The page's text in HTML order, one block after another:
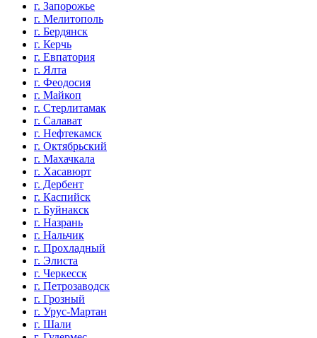
г. Запорожье
г. Мелитополь
г. Бердянск
г. Керчь
г. Евпатория
г. Ялта
г. Феодосия
г. Майкоп
г. Стерлитамак
г. Салават
г. Нефтекамск
г. Октябрьский
г. Махачкала
г. Хасавюрт
г. Дербент
г. Каспийск
г. Буйнакск
г. Назрань
г. Нальчик
г. Прохладный
г. Элиста
г. Черкесск
г. Петрозаводск
г. Грозный
г. Урус-Мартан
г. Шали